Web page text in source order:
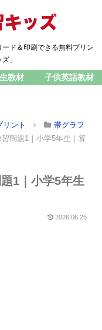
ド＆印刷できる無料プリン
」
教材 子供英語教材
リント
帯グラフ
問題1｜小学5年生｜算
1｜小学5年生
2026.06.25